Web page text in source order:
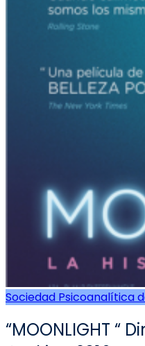
Sociedad Psicoanalítica
“MOONLIGHT “